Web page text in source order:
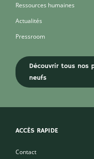
Ressources humaines
Actualités
Pressroom
Découvrir tous nos
neufs
ACCÈS RAPIDE
Contact